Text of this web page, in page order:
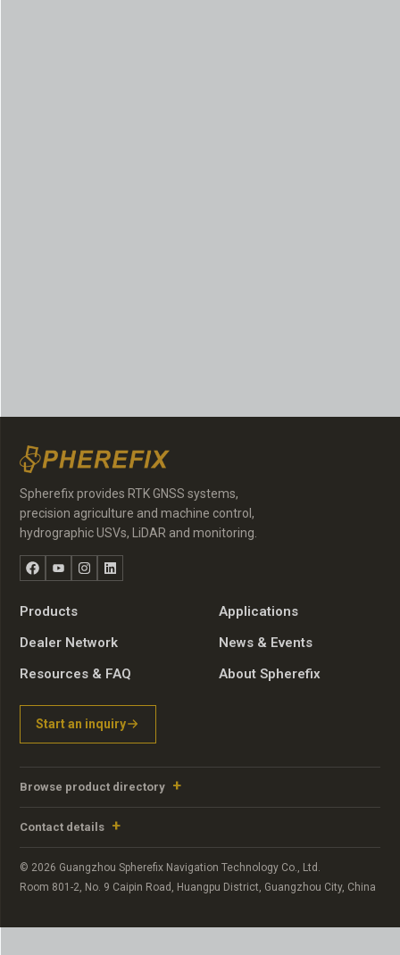
Spherefix provides RTK GNSS systems,
precision agriculture and machine control,
hydrographic USVs, LiDAR and monitoring.
FacebookYouTubeInstagram
LinkedIn
Products
Applications
Dealer Network
News & Events
Resources & FAQ
About Spherefix
Start an inquiry
Browse product directory
Contact details
© 2026 Guangzhou Spherefix Navigation Technology Co., Ltd.
Room 801-2, No. 9 Caipin Road, Huangpu District, Guangzhou City, China